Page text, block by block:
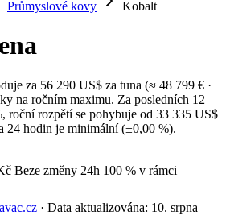
Průmyslové kovy Kobalt
za 56 290 US$ za tuna (≈ 48 799 € ·
na ročním maximu. Za posledních 12
roční rozpětí se pohybuje od 33 335 US$
24 hodin je minimální (±0,00 %).
Beze změny 24h 100 % v rámci
· Data aktualizována: 10. srpna